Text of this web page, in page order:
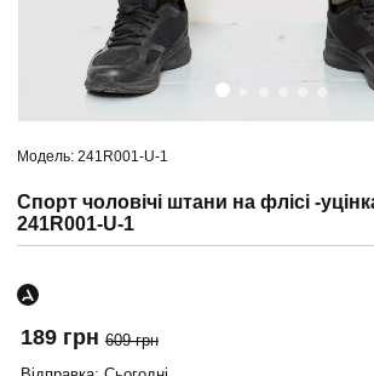
Модель: 241R001-U-1
Спорт чоловічі штани на флісі -
241R001-U-1
189 грн 609 грн